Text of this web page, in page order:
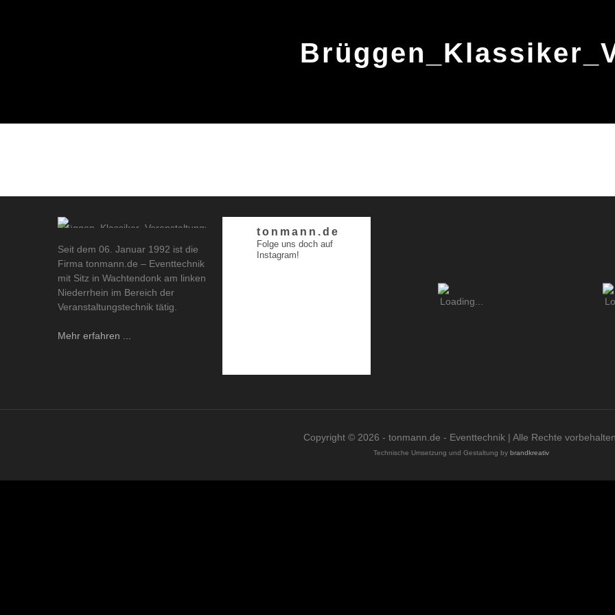
Seit dem 06. Januar 1992 ist die
Firma tonmann.de – Eventtechnik
mit Sitz in Wachtendonk am linken
Niederrhein im Bereich der
Veranstaltungstechnik tätig.
Mehr erfahren ...
tonmann.de
Folge uns doch auf
Instagram!
Copyright © 2026 - tonmann.de - Eventtechnik | Alle Rechte vorbehalten.
Technische Umsetzung und Gestaltung by brandkreativ